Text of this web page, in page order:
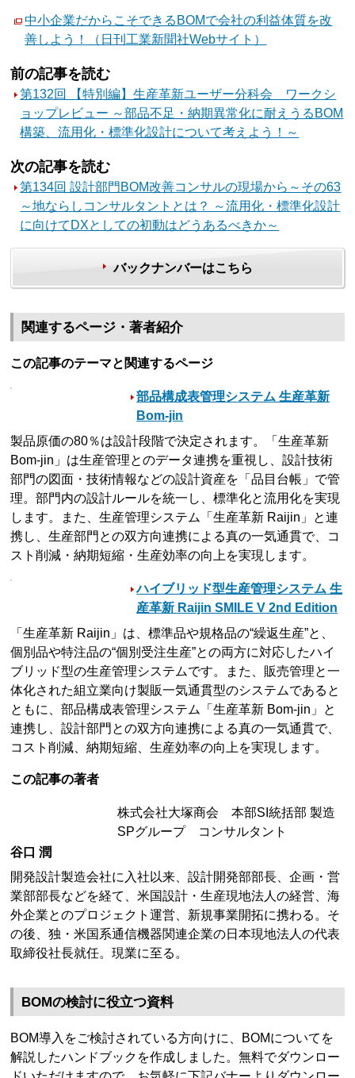
中小企業だからこそできるBOMで会社の利益体質を改
善しよう！（日刊工業新聞社Webサイト）
前の記事を読む
第132回 【特別編】生産革新ユーザー分科会 ワークシ
ョップレビュー ～部品不足・納期異常化に耐えうるBOM
構築、流用化・標準化設計について考えよう！～
次の記事を読む
第134回 設計部門BOM改善コンサルの現場から～その63
～地ならしコンサルタントとは？ ～流用化・標準化設計
に向けてDXとしての初動はどうあるべきか～
バックナンバーはこちら
関連するページ・著者紹介
この記事のテーマと関連するページ
部品構成表管理システム 生産革新
Bom-jin
製品原価の80％は設計段階で決定されます。「生産革新
Bom-jin」は生産管理とのデータ連携を重視し、設計技術
部門の図面・技術情報などの設計資産を「品目台帳」で管
理。部門内の設計ルールを統一し、標準化と流用化を実現
します。また、生産管理システム「生産革新 Raijin」と連
携し、生産部門との双方向連携による真の一気通貫で、コ
スト削減・納期短縮・生産効率の向上を実現します。
ハイブリッド型生産管理システム 生
産革新 Raijin SMILE V 2nd Edition
「生産革新 Raijin」は、標準品や規格品の“繰返生産”と、
個別品や特注品の“個別受注生産”との両方に対応したハイ
ブリッド型の生産管理システムです。また、販売管理と一
体化された組立業向け製販一気通貫型のシステムであると
ともに、部品構成表管理システム「生産革新 Bom-jin」と
連携し、設計部門との双方向連携による真の一気通貫で、
コスト削減、納期短縮、生産効率の向上を実現します。
この記事の著者
株式会社大塚商会 本部SI統括部 製造
SPグループ コンサルタント
谷口 潤
開発設計製造会社に入社以来、設計開発部部長、企画・営
業部部長などを経て、米国設計・生産現地法人の経営、海
外企業とのプロジェクト運営、新規事業開拓に携わる。そ
の後、独・米国系通信機器関連企業の日本現地法人の代表
取締役社長就任。現業に至る。
BOMの検討に役立つ資料
BOM導入をご検討されている方向けに、BOMについてを
解説したハンドブックを作成しました。無料でダウンロー